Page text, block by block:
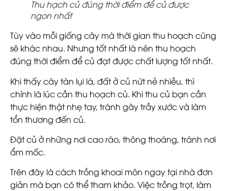
Thu hạch củ đúng thời điểm để củ được
ngon nhất
Tùy vào mỗi giống cây mà thời gian thu hoạch cũng
sẽ khác nhau. Nhưng tốt nhất là nên thu hoạch
đúng thời điểm để củ đạt được chất lượng tốt nhất.
Khi thấy cây tàn lụi lá, đất ở củ nứt nẻ nhiều, thì
chính là lúc cần thu hoạch củ. Khi thu củ bạn cần
thực hiện thật nhẹ tay, tránh gây trầy xước và làm
tổn thương đến củ.
Đặt củ ở những nơi cao ráo, thông thoáng, tránh nơi
ẩm mốc.
Trên đây là cách trồng khoai môn ngay tại nhà đơn
giản mà bạn có thể tham khảo. Việc trồng trọt, làm